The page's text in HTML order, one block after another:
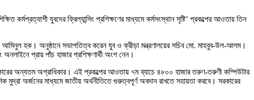
কর্মপ্রত্যাশী যুবদের ফ্রিল্যান্সিং প্রশিক্ষণের মাধ্যমে কর্মসংস্থান সৃষ্টি’ প্রকল্পের আওতায় তিন
হক। অনুষ্ঠানে সভাপতিত্ব করেন যুব ও ক্রীড়া মন্ত্রণালয়ের সচিব মো. মাহবুব-উল-আলম।
অনলাইনে প্রায় পাঁচ হাজার প্রশিক্ষণার্থী অংশ নেন।
অন্যতম অগ্রাধিকার। এই প্রকল্পের আওতায় ৭ম ব্যাচে ৪৮০০ হাজার তরুণ-তরুণী কম্পিউটার
মুদ্রা অর্জনের মাধ্যমে জাতীয় অর্থনীতিতে গুরুত্বপূর্ণ অবদান রাখতে সহায়তা করবে। সরকারের